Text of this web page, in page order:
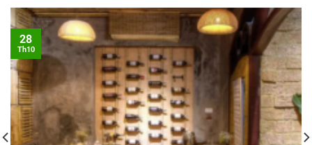
28
Th10